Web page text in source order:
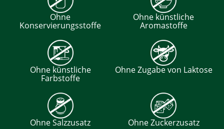
Ohne
Konservierungsstoffe
Ohne künstliche
Aromastoffe
Ohne künstliche
Farbstoffe
Ohne Zugabe von Laktose
Ohne Salzzusatz Ohne Zuckerzusatz